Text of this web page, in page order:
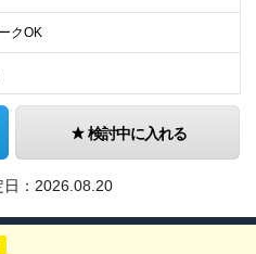
クOK
検討中に入れる
： 2026.08.20